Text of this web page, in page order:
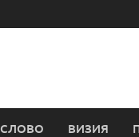
СЛОВО ВИЗИЯ